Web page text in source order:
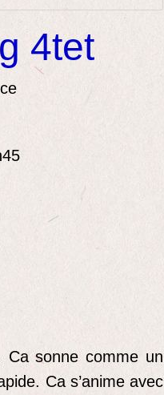
4tet
Ca sonne comme un
Ca s’anime avec